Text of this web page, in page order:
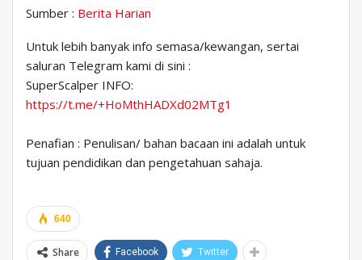
Sumber : Berita Harian
Untuk lebih banyak info semasa/kewangan, sertai
saluran Telegram kami di sini :
SuperScalper INFO:
https://t.me/+HoMthHADXd02MTg1
Penafian : Penulisan/ bahan bacaan ini adalah untuk
tujuan pendidikan dan pengetahuan sahaja.
640
Share Facebook Twitter